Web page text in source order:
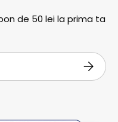
de 50 lei la prima ta